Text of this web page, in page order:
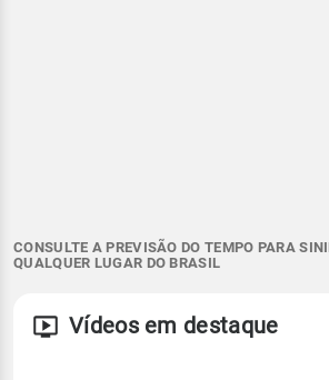
CONSULTE A PREVISÃO DO TEMPO PARA
QUALQUER LUGAR DO BRASIL
Vídeos em destaque